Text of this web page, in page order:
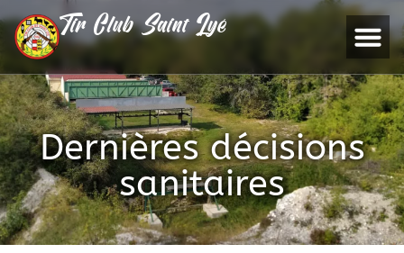
Tir Club Saint Lyé
Dernières décisions
sanitaires